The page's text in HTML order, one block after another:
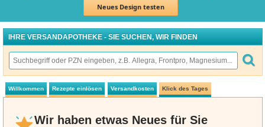
Neues Design testen
IHRE VERSANDAPOTHEKE - SIE SUCHEN, WIR FINDEN
Willkommen Rezepte einlösen Versandkosten Klick des Tages
Wir haben etwas Neues für Sie